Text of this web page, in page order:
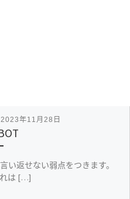
2023年11月28日
い返せない弱点をつきます。
は […]